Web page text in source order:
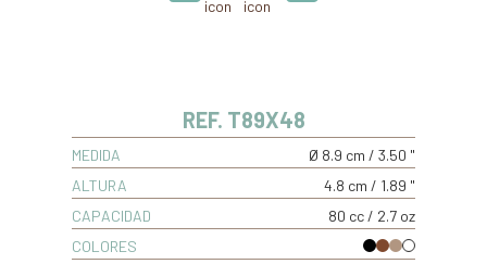
REF. T89X48
MEDIDA
Ø 8.9 cm / 3.50 "
ALTURA
4.8 cm / 1.89 "
CAPACIDAD
80 cc / 2.7 oz
COLORES